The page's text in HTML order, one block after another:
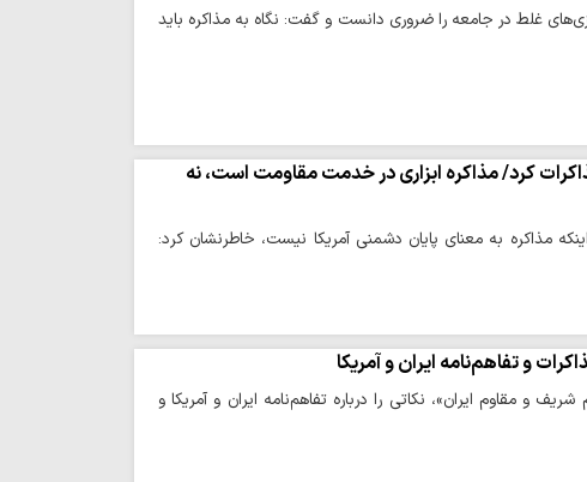
غلط در جامعه را ضروری دانست و گفت: نگاه به مذاکره باید
کرد/ مذاکره ابزاری در خدمت مقاومت است، نه
مذاکره به معنای پایان دشمنی آمریکا نیست، خاطرنشان کرد:
و مقاوم ایران»، نکاتی را درباره تفاهم‌نامه ایران و آمریکا و